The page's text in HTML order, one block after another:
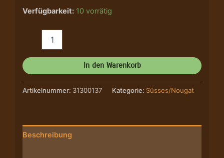
Verfügbarkeit: 10 vorrätig
In den Warenkorb
Artikelnummer: 31300137 Kategorie: Süsses/Nougat
Beschreibung